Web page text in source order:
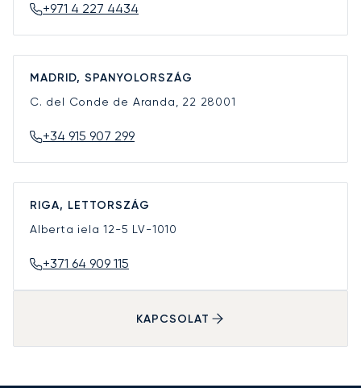
+971 4 227 4434
MADRID, SPANYOLORSZÁG
C. del Conde de Aranda, 22 28001
+34 915 907 299
RIGA, LETTORSZÁG
Alberta iela 12-5 LV-1010
+371 64 909 115
KAPCSOLAT